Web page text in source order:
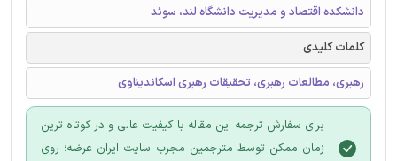
دانشکده اقتصاد و مدیریت دانشگاه لند، سوئد
کلمات کلیدی
رهبری، مطالعات رهبری، تحقیقات رهبری اسکاندیناوی
برای سفارش ترجمه این مقاله با کیفیت عالی و در کوتاه ترین
زمان ممکن توسط مترجمین مجرب سایت ایران عرضه؛ روی